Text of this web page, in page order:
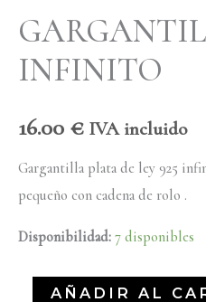
INFINITO
16.00 € IVA incluido
Gargantilla plata de ley 925
pequeño con cadena de rolo .
Disponibilidad: 7 disponibles
AÑADIR AL